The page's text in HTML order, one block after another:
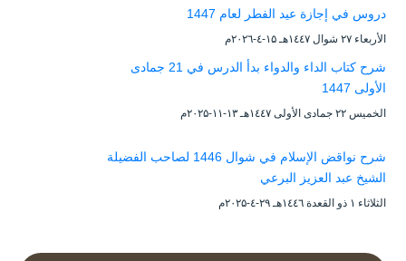
دروس في إجازة عيد الفطر لعام 1447
الأربعاء ۲۷ شوال ۱٤٤۷هـ ۱۵-٤-۲۰۲٦م
شرح كتاب الداء والدواء بدأ الدرس في 21 جمادى
الأولى 1447
الخميس ۲۲ جمادى الأولى ۱٤٤۷هـ ۱۳-۱۱-۲۰۲۵م
شرح نواقض الإسلام في شوال 1446 لصاحب الفضيلة
الشيخ عبد العزيز البرعي
الثلاثاء ۱ ذو القعدة ۱٤٤٦هـ ۲۹-٤-۲۰۲۵م